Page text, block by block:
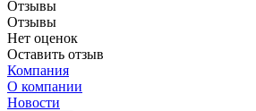
Отзывы
Отзывы
Нет оценок
Оставить отзыв
Компания
О компании
Новости